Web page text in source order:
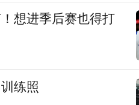
想进季后赛也得打
练照